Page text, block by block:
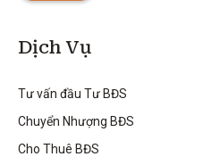
Dịch Vụ
Tư vấn đầu Tư BĐS
Chuyển Nhượng BĐS
Cho Thuê BĐS